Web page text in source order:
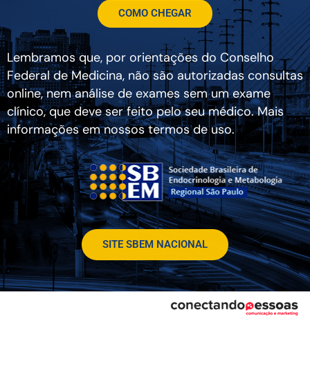
COMO CHEGAR
Lembramos que, por orientações do Conselho
Federal de Medicina, não são autorizadas consultas
online, nem análise de exames sem um exame
clínico, que deve ser feito pelo seu médico. Mais
informações em nossos termos de uso.
SITE SBEM NACIONAL